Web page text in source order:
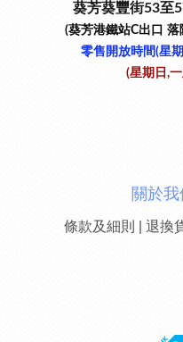
葵芳葵豐街53至
(葵芳港鐵站C出口 落
零售開放時間(星
(星期日,
關於
條款及細則 退換